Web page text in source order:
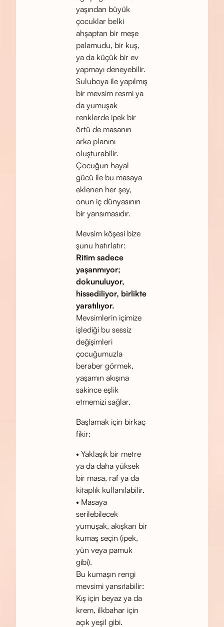
yaşından büyük
çocuklar belki
ahşaptan bir meşe
palamudu, bir kuş,
ya da küçük bir ev
yapmayı deneyebilir.
Suluboya ile yapılmış
bir mevsim resmi ya
da yumuşak
renklerde ipek bir
örtü de masanın
arka planını
oluşturabilir.
Çocuğun hayal
gücü ile bu masaya
eklenen her şey,
onun iç dünyasının
bir yansımasıdır.
Mevsim köşesi bize
şunu hatırlatır:
Ritim sadece
yaşanmıyor;
dokunuluyor,
hissediliyor, birlikte
yaratılıyor.
Mevsimlerin içimize
işlediği bu sessiz
değişimleri
çocuğumuzla
beraber görmek,
yaşamın akışına
sakince eşlik
etmemizi sağlar.
Başlamak için birkaç
fikir:
• Yaklaşık bir metre
ya da daha yüksek
bir masa, raf ya da
kitaplık kullanılabilir.
• Masaya
serilebilecek
yumuşak, akışkan bir
kumaş seçin (ipek,
yün veya pamuk
gibi).
Bu kumaşın rengi
mevsimi yansıtabilir:
Kış için beyaz ya da
krem, ilkbahar için
açık yeşil gibi.